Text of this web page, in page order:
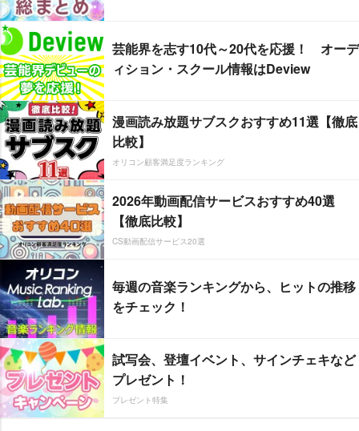
芸能界を志す10代～20代を応援！ オーデ
ィション・スクール情報はDeview
漫画読み放題サブスクおすすめ11選【徹底
比較】
オリコン顧客満足度ランキング
2026年動画配信サービスおすすめ40選
【徹底比較】
CS動画配信サービス20選
毎週の音楽ランキングから、ヒットの推移
をチェック！
試写会、登壇イベント、サインチェキなど
プレゼント！
プレゼント特集